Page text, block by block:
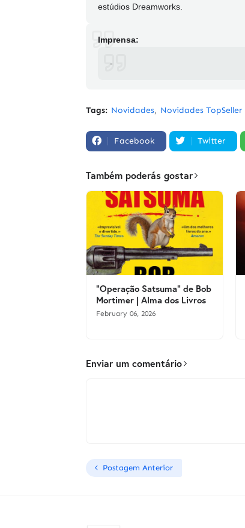
estúdios Dreamworks.
Imprensa:
-
Tags: Novidades Novidades TopSeller
Facebook Twitter
Também poderás gostar
"Operação Satsuma" de Bob
Mortimer | Alma dos Livros
February 06, 2026
Enviar um comentário
Postagem Anterior